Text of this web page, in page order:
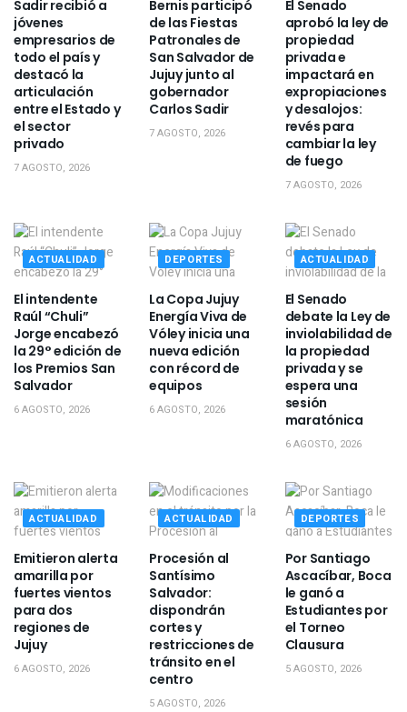
Sadir recibió a
jóvenes
empresarios de
todo el país y
destacó la
articulación
entre el Estado y
el sector
privado
7 AGOSTO, 2026
Bernis participó
de las Fiestas
Patronales de
San Salvador de
Jujuy junto al
gobernador
Carlos Sadir
7 AGOSTO, 2026
El Senado
aprobó la ley de
propiedad
privada e
impactará en
expropiaciones
y desalojos:
revés para
cambiar la ley
de fuego
7 AGOSTO, 2026
ACTUALIDAD
El intendente
Raúl “Chuli”
Jorge encabezó
la 29° edición de
los Premios San
Salvador
6 AGOSTO, 2026
DEPORTES
La Copa Jujuy
Energía Viva de
Vóley inicia una
nueva edición
con récord de
equipos
6 AGOSTO, 2026
ACTUALIDAD
El Senado
debate la Ley de
inviolabilidad de
la propiedad
privada y se
espera una
sesión
maratónica
6 AGOSTO, 2026
ACTUALIDAD
Emitieron alerta
amarilla por
fuertes vientos
para dos
regiones de
Jujuy
6 AGOSTO, 2026
ACTUALIDAD
Procesión al
Santísimo
Salvador:
dispondrán
cortes y
restricciones de
tránsito en el
centro
5 AGOSTO, 2026
DEPORTES
Por Santiago
Ascacíbar, Boca
le ganó a
Estudiantes por
el Torneo
Clausura
5 AGOSTO, 2026